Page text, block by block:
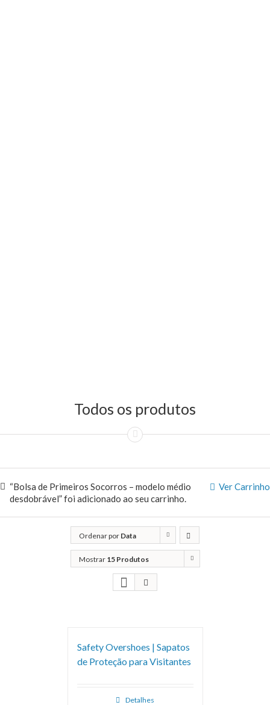
Todos os produtos
Ver Carrinho
“Bolsa de Primeiros Socorros – modelo médio
desdobrável” foi adicionado ao seu carrinho.
Ordenar por Data
Mostrar 15 Produtos
Safety Overshoes | Sapatos
de Proteção para Visitantes
Detalhes